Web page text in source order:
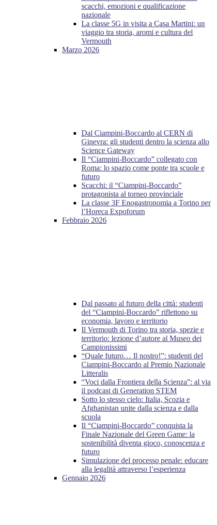
scacchi, emozioni e qualificazione
nazionale
La classe 5G in visita a Casa Martini: un
viaggio tra storia, aromi e cultura del
Vermouth
Marzo 2026
Dal Ciampini-Boccardo al CERN di
Ginevra: gli studenti dentro la scienza allo
Science Gateway
Il “Ciampini-Boccardo” collegato con
Roma: lo spazio come ponte tra scuole e
futuro
Scacchi: il “Ciampini-Boccardo”
protagonista al torneo provinciale
La classe 3F Enogastronomia a Torino per
l’Horeca Expoforum
Febbraio 2026
Dal passato al futuro della città: studenti
del “Ciampini-Boccardo” riflettono su
economia, lavoro e territorio
Il Vermouth di Torino tra storia, spezie e
territorio: lezione d’autore al Museo dei
Campionissimi
“Quale futuro… Il nostro!”: studenti del
Ciampini-Boccardo al Premio Nazionale
Litteralis
“Voci dalla Frontiera della Scienza”: al via
il podcast di Generation STEM
Sotto lo stesso cielo: Italia, Scozia e
Afghanistan unite dalla scienza e dalla
scuola
Il “Ciampini-Boccardo” conquista la
Finale Nazionale del Green Game: la
sostenibilità diventa gioco, conoscenza e
futuro
Simulazione del processo penale: educare
alla legalità attraverso l’esperienza
Gennaio 2026